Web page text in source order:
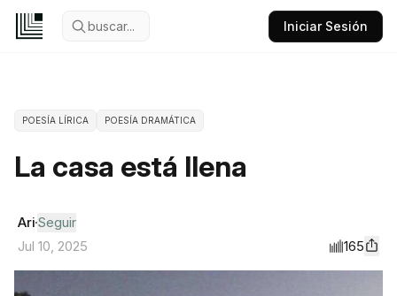
buscar... Iniciar Sesión
POESÍA LÍRICA POESÍA DRAMÁTICA
La casa está llena
Ari Seguir
Jul 10, 2025
165